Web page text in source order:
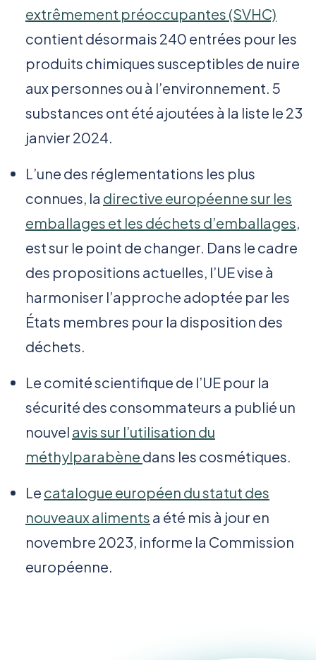
extrêmement préoccupantes (SVHC)
contient désormais 240 entrées pour les
produits chimiques susceptibles de nuire
aux personnes ou à l’environnement. 5
substances ont été ajoutées à la liste le 23
janvier 2024.
L’une des réglementations les plus
connues, la directive européenne sur les
emballages et les déchets d’emballages,
est sur le point de changer. Dans le cadre
des propositions actuelles, l’UE vise à
harmoniser l’approche adoptée par les
États membres pour la disposition des
déchets.
Le comité scientifique de l’UE pour la
sécurité des consommateurs a publié un
nouvel avis sur l’utilisation du
méthylparabène dans les cosmétiques.
Le catalogue européen du statut des
nouveaux aliments a été mis à jour en
novembre 2023, informe la Commission
européenne.